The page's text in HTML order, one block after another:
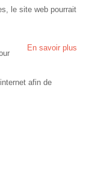
le site web pourrait
En savoir plus
afin de